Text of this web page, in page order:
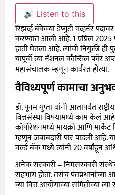
🔊 Listen to this
रिझर्व्ह बँकेच्या डेप्युटी गव्हर्नर
करण्यात आली आहे. 1 एप्रिल 2025
हाती घेतला आहे. त्यांची नियुक्ती ही
यापूर्वी त्या नॅशनल कौन्सिल फॉर
महासंचालक म्हणून कार्यरत होत्या.
वैविध्यपूर्ण कामाचा
डॉ. पूनम गुप्ता यांनी आतापर्यंत
वित्तसंस्था विषयामध्ये काम केलं आहे.
कॉर्पोरेशनमध्ये मायक्रो आणि
म्हणून जबाबदारी पार पाडली आहे.
वर्ल्ड बँक मध्ये त्यांनी 20
अनेक सरकारी – निमसरकारी
सहभाग होता. तसंच
व्या वित्त आयोगाच्या समितीच्या त्या